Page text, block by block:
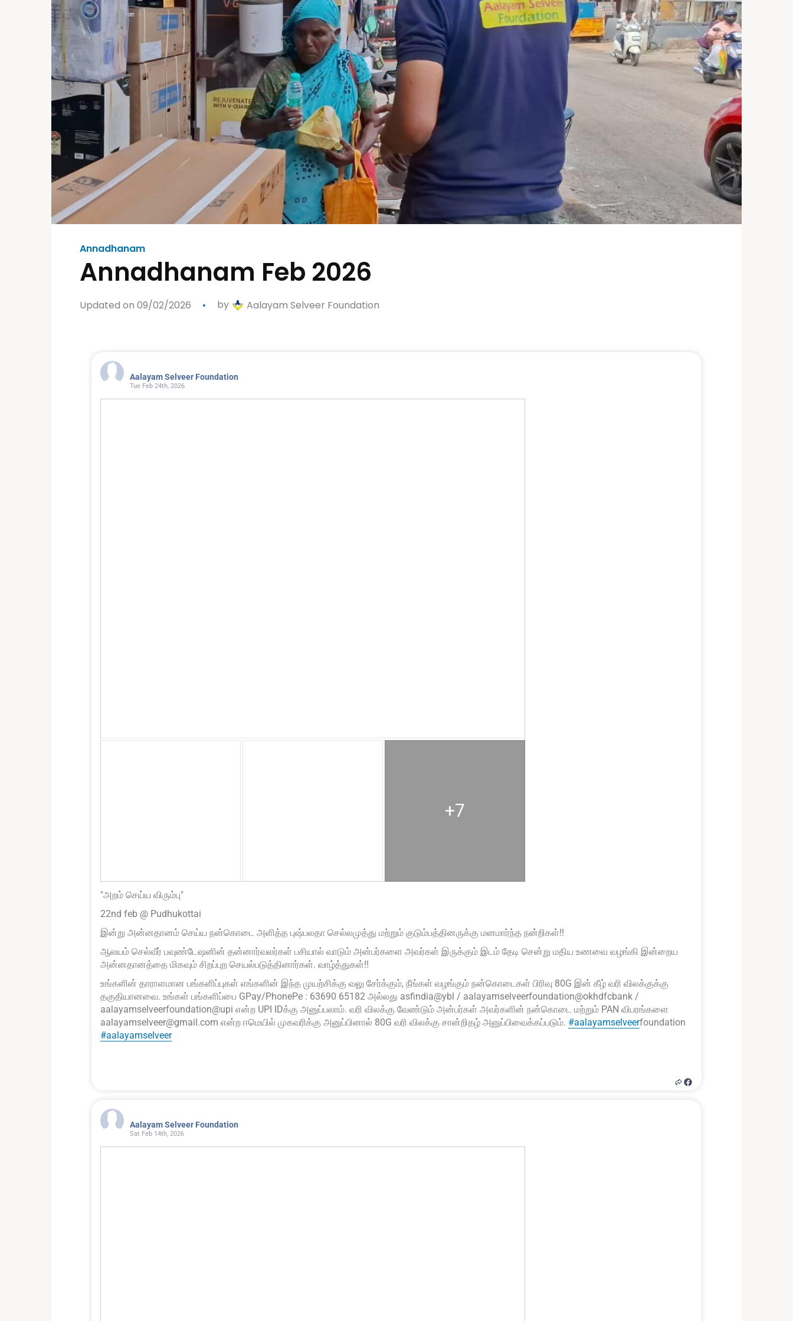
Annadhanam
Annadhanam Feb 2026
Updated on 09/02/2026 by Aalayam Selveer Foundation
Aalayam Selveer Foundation
Tue Feb 24th, 2026
+7
"அறம் செய்ய விரும்பு"
22nd feb @ Pudhukottai
இன்று அன்னதானம் செய்ய நன்கொடை அளித்த புஷ்பலதா செல்லமுத்து மற்றும் குடும்பத்தினருக்கு மனமார்ந்த நன்றிகள்!!
ஆலயம் செல்வீர் பவுண்டேஷனின் தன்னார்வலர்கள் பசியால் வாடும் அன்பர்களை அவர்கள் இருக்கும் இடம் தேடி சென்று மதிய உணவை வழங்கி இன்றைய
அன்னதானத்தை மிகவும் சிறப்புற செயல்படுத்தினார்கள். வாழ்த்துகள்!!
உங்களின் தாராளமான பங்களிப்புகள் எங்களின் இந்த முயற்சிக்கு வலு சேர்க்கும், நீங்கள் வழங்கும் நன்கொடைகள் பிரிவு 80G இன் கீழ் வரி விலக்குக்கு
தகுதியானவை. உங்கள் பங்களிப்பை GPay/PhonePe : 63690 65182 அல்லது asfindia@ybl / aalayamselveerfoundation@okhdfcbank /
aalayamselveerfoundation@upi என்ற UPI IDக்கு அனுப்பலாம். வரி விலக்கு வேண்டும் அன்பர்கள் அவர்களின் நன்கொடை மற்றும் PAN விபரங்களை
aalayamselveer@gmail.com என்ற ஈமெயில் முகவரிக்கு அனுப்பினால் 80G வரி விலக்கு சான்றிதழ் அனுப்பிவைக்கப்படும். #aalayamselveerfoundation
#aalayamselveer
Aalayam Selveer Foundation
Sat Feb 14th, 2026